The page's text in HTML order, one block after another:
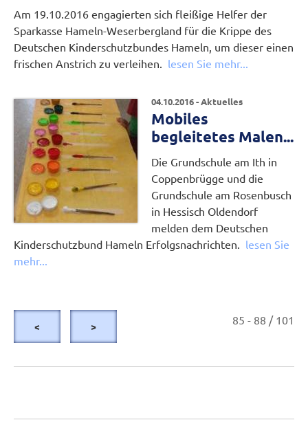
Am 19.10.2016 engagierten sich fleißige Helfer der
Sparkasse Hameln-Weserbergland für die Krippe des
Deutschen Kinderschutzbundes Hameln, um dieser einen
frischen Anstrich zu verleihen. lesen Sie mehr...
04.10.2016 - Aktuelles
Mobiles
begleitetes Malen...
Die Grundschule am Ith in
Coppenbrügge und die
Grundschule am Rosenbusch
in Hessisch Oldendorf
melden dem Deutschen
Kinderschutzbund Hameln Erfolgsnachrichten. lesen Sie
mehr...
< > 85 - 88 / 101